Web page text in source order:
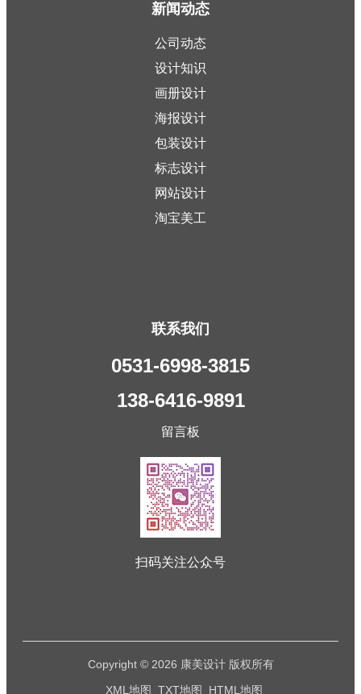
新闻动态
公司动态
设计知识
画册设计
海报设计
包装设计
标志设计
网站设计
淘宝美工
联系我们
0531-6998-3815
138-6416-9891
留言板
扫码关注公众号
Copyright © 2026 康美设计 版权所有
XML地图
TXT地图 HTML地图